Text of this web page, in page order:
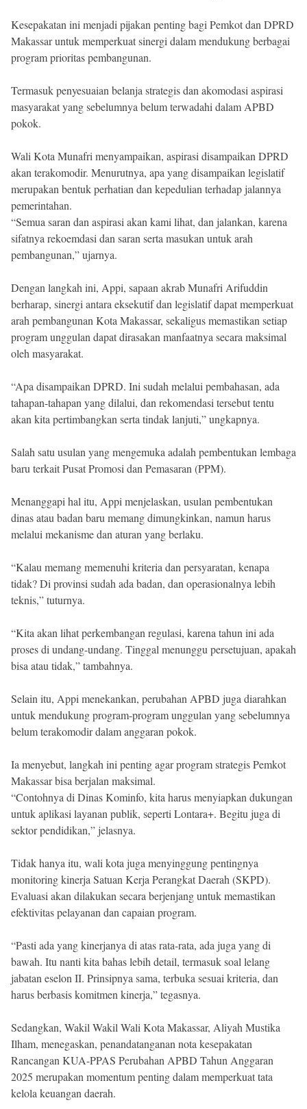
Kesepakatan ini menjadi pijakan penting bagi Pemkot dan DPRD
Makassar untuk memperkuat sinergi dalam mendukung berbagai
program prioritas pembangunan.
Termasuk penyesuaian belanja strategis dan akomodasi aspirasi
masyarakat yang sebelumnya belum terwadahi dalam APBD
pokok.
Wali Kota Munafri menyampaikan, aspirasi disampaikan DPRD
akan terakomodir. Menurutnya, apa yang disampaikan legislatif
merupakan bentuk perhatian dan kepedulian terhadap jalannya
pemerintahan.
“Semua saran dan aspirasi akan kami lihat, dan jalankan, karena
sifatnya rekoemdasi dan saran serta masukan untuk arah
pembangunan,” ujarnya.
Dengan langkah ini, Appi, sapaan akrab Munafri Arifuddin
berharap, sinergi antara eksekutif dan legislatif dapat memperkuat
arah pembangunan Kota Makassar, sekaligus memastikan setiap
program unggulan dapat dirasakan manfaatnya secara maksimal
oleh masyarakat.
“Apa disampaikan DPRD. Ini sudah melalui pembahasan, ada
tahapan-tahapan yang dilalui, dan rekomendasi tersebut tentu
akan kita pertimbangkan serta tindak lanjuti,” ungkapnya.
Salah satu usulan yang mengemuka adalah pembentukan lembaga
baru terkait Pusat Promosi dan Pemasaran (PPM).
Menanggapi hal itu, Appi menjelaskan, usulan pembentukan
dinas atau badan baru memang dimungkinkan, namun harus
melalui mekanisme dan aturan yang berlaku.
“Kalau memang memenuhi kriteria dan persyaratan, kenapa
tidak? Di provinsi sudah ada badan, dan operasionalnya lebih
teknis,” tuturnya.
“Kita akan lihat perkembangan regulasi, karena tahun ini ada
proses di undang-undang. Tinggal menunggu persetujuan, apakah
bisa atau tidak,” tambahnya.
Selain itu, Appi menekankan, perubahan APBD juga diarahkan
untuk mendukung program-program unggulan yang sebelumnya
belum terakomodir dalam anggaran pokok.
Ia menyebut, langkah ini penting agar program strategis Pemkot
Makassar bisa berjalan maksimal.
“Contohnya di Dinas Kominfo, kita harus menyiapkan dukungan
untuk aplikasi layanan publik, seperti Lontara+. Begitu juga di
sektor pendidikan,” jelasnya.
Tidak hanya itu, wali kota juga menyinggung pentingnya
monitoring kinerja Satuan Kerja Perangkat Daerah (SKPD).
Evaluasi akan dilakukan secara berjenjang untuk memastikan
efektivitas pelayanan dan capaian program.
“Pasti ada yang kinerjanya di atas rata-rata, ada juga yang di
bawah. Itu nanti kita bahas lebih detail, termasuk soal lelang
jabatan eselon II. Prinsipnya sama, terbuka sesuai kriteria, dan
harus berbasis komitmen kinerja,” tegasnya.
Sedangkan, Wakil Wakil Wali Kota Makassar, Aliyah Mustika
Ilham, menegaskan, penandatanganan nota kesepakatan
Rancangan KUA-PPAS Perubahan APBD Tahun Anggaran
2025 merupakan momentum penting dalam memperkuat tata
kelola keuangan daerah.